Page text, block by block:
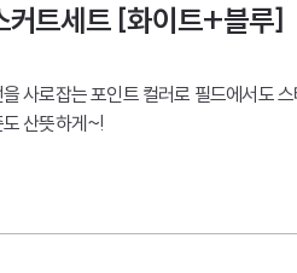
트세트 [화이트+블루]
사로잡는 포인트 컬러로 필드에서도
산뜻하게~!